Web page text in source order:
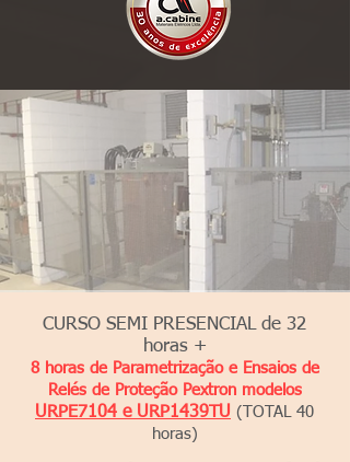
CURSO SEMI PRESENCIAL de 32
horas +
8 horas deParametrização e Ensaios de
Relés de Proteção Pextron modelos
URPE7104 e URP1439TU (TOTAL 40
horas)